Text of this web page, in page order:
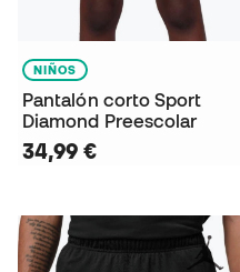
NIÑOS
Pantalón corto Sport
Diamond Preescolar
34,99 €